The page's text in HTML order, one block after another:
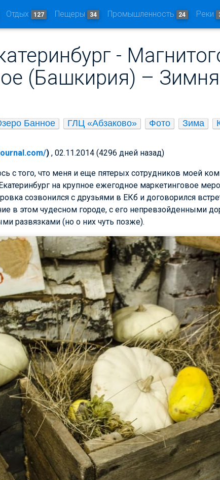
Отдых 127 Пещеры 34 Промышленность 24 Реки
-
(Башкирия) –
Банное ГЛЦ «Абзаково» Фото Зима
) , 02.11.2014 (4296 дней назад)
с того, что меня и еще пятерых сотрудников моей
на крупное ежегодное маркетинговое
созвонился с друзьями в ЕКб и договорился
в этом чудесном городе, с его непревзойденными
развязками (но о них чуть позже).